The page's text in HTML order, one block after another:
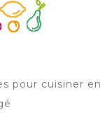
pour cuisiner en